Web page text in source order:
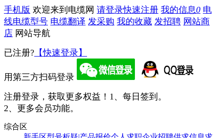
手机版 欢迎来到电缆网 请登录快速注册 我的信息0 电
线电缆型号 电缆翻译 发采购 我的收藏 发招聘 网站商
店 网站导航
已注册? 【快速登录】
用第三方扫码登录
注册登录，获取更多权益！ 1、每日签到。
2、更多会员功能。
综合区